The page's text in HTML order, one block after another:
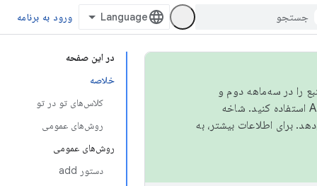
ورود به برنامه
در این صفحه
خلاصه
کلاس‌های تو در تو
روش‌های عمومی
روش‌های عمومی
دستور add
را در سه‌ماهه دوم و
استفاده کنید. شاخه